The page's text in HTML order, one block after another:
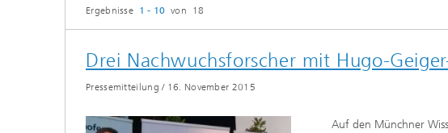
Ergebnisse 1 - 10 von 18
Drei Nachwuchsforscher mit Hugo-
Pressemitteilung / 16. November 2015
Auf den Münchner